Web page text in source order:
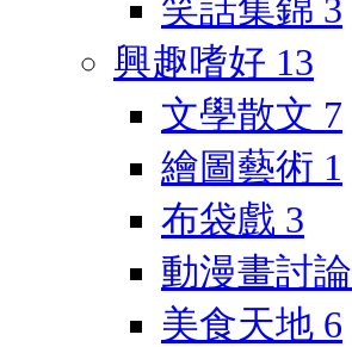
笑話集錦 3
興趣嗜好 13
文學散文 7
繪圖藝術 1
布袋戲 3
動漫畫討論
美食天地 6